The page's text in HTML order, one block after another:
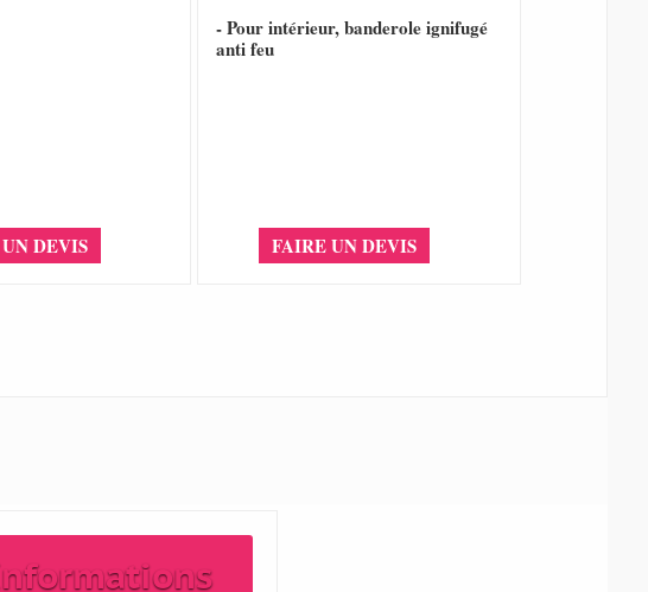
DEVIS
- Pour intérieur, banderole ignifugé
anti feu
FAIRE UN DEVIS